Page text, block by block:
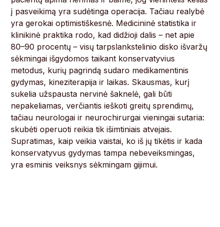
į pasveikimą yra sudėtinga operacija. Tačiau realybė
yra gerokai optimistiškesnė. Medicininė statistika ir
klinikinė praktika rodo, kad didžioji dalis – net apie
80–90 procentų – visų tarpslankstelinio disko išvaržų
sėkmingai išgydomos taikant konservatyvius
metodus, kurių pagrindą sudaro medikamentinis
gydymas, kineziterapija ir laikas. Skausmas, kurį
sukelia užspausta nervinė šaknelė, gali būti
nepakeliamas, verčiantis ieškoti greitų sprendimų,
tačiau neurologai ir neurochirurgai vieningai sutaria:
skubėti operuoti reikia tik išimtiniais atvejais.
Supratimas, kaip veikia vaistai, ko iš jų tikėtis ir kada
konservatyvus gydymas tampa nebeveiksmingas,
yra esminis veiksnys sėkmingam gijimui.